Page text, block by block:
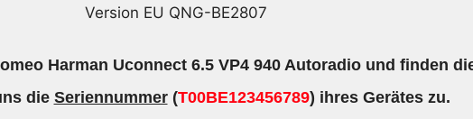
Version EU QNG-BE2807
Harman Uconnect 6.5 VP4 940 Autoradio und finden
die Seriennummer(T00BE123456789) ihres Gerätes zu.